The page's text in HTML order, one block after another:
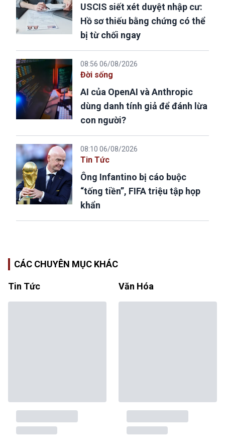
USCIS siết xét duyệt nhập cư:
Hồ sơ thiếu bằng chứng có thể
bị từ chối ngay
08:56 06/08/2026
Đời sống
AI của OpenAI và Anthropic
dùng danh tính giả để đánh lừa
con người?
08:10 06/08/2026
Tin Tức
Ông Infantino bị cáo buộc
“tống tiền”, FIFA triệu tập họp
khẩn
CÁC CHUYÊN MỤC KHÁC
Tin Tức Văn Hóa